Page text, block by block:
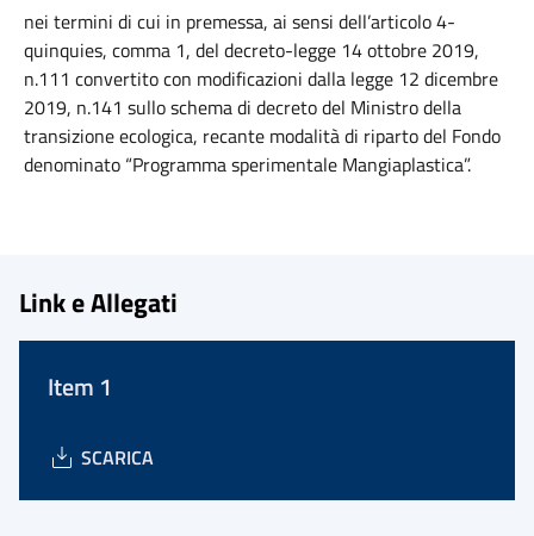
nei termini di cui in premessa, ai sensi dell’articolo 4-
quinquies, comma 1, del decreto-legge 14 ottobre 2019,
n.111 convertito con modificazioni dalla legge 12 dicembre
2019, n.141 sullo schema di decreto del Ministro della
transizione ecologica, recante modalità di riparto del Fondo
denominato “Programma sperimentale Mangiaplastica”.
Link e Allegati
Item 1
SCARICA